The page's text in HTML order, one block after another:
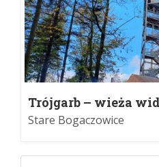
Trójgarb – wieża
Stare Bogaczowice